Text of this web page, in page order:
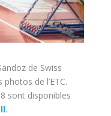
de Swiss
de l’ETC.
sont disponibles
.